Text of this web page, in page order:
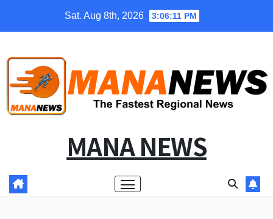
Sat. Aug 8th, 2026 3:06:12 PM
MANA NEWS